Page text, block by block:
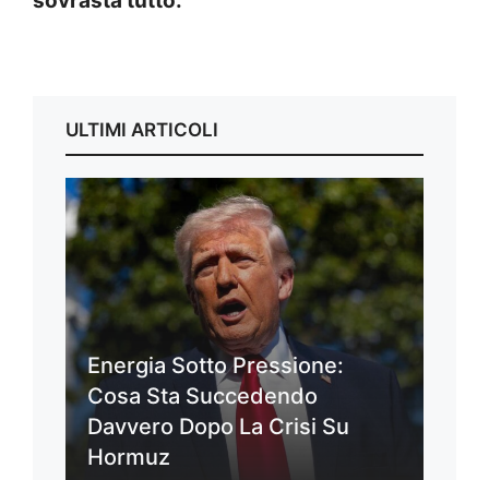
ULTIMI ARTICOLI
Energia Sotto Pressione:
Cosa Sta Succedendo
Davvero Dopo La Crisi Su
Hormuz